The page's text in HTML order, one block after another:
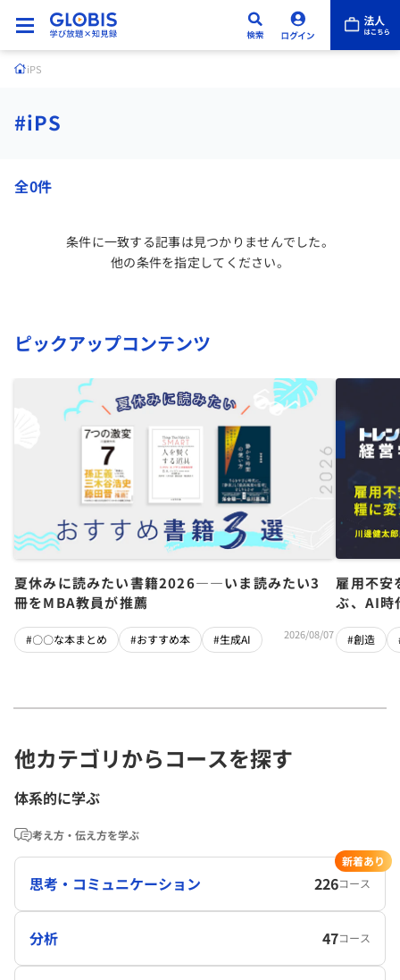
iPS
#iPS
全0件
条件に一致する記事は見つかりませんでした。
他の条件を指定してください。
ピックアップコンテンツ
夏休みに読みたい書籍2026――いま読みたい3
冊をMBA教員が推薦
#〇〇な本まとめ #おすすめ本 #生成AI 2026/08/07
雇用不
ぶ、AI時
#創造
他カテゴリからコースを探す
体系的に学ぶ
考え方・伝え方を学ぶ
思考・コミュニケーション 226コース
新着あり
分析 47コース